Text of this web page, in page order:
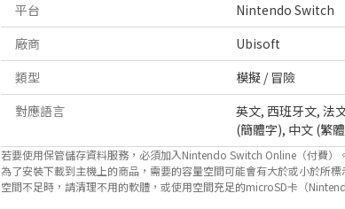
平台
Nintendo Switch
廠商
Ubisoft
類型
模擬 / 冒險
對應語言
英文,西班牙文,法
(簡體字), 中文 (繁
若要使用保管儲存資料服務，必須加入Nintendo Switch Online（付費）。
為了安裝下載到主機上的商品，需要的容量空間可能會有大於或小於所標
空間不足時，請清理不用的軟體，或使用空間充足的microSD卡（